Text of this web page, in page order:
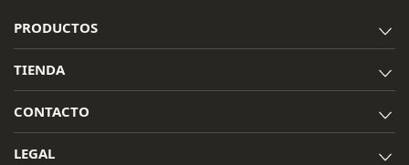
PRODUCTOS
TIENDA
CONTACTO
LEGAL